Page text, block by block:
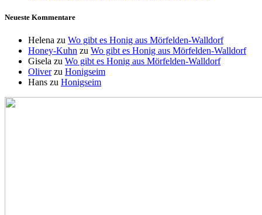
Neueste Kommentare
Helena zu Wo gibt es Honig aus Mörfelden-Walldorf
Honey-Kuhn zu Wo gibt es Honig aus Mörfelden-Walldorf
Gisela zu Wo gibt es Honig aus Mörfelden-Walldorf
Oliverzu Honigseim
Hans zu Honigseim